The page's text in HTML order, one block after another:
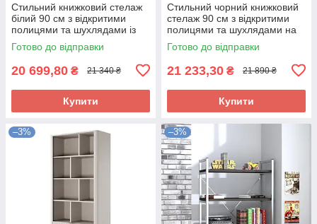
Стильний книжковий стелаж
білий 90 см з відкритими
полицями та шухлядами із
золотими ніжками в кімнату
вітальню Lante Perfect Home
Готово до відправки
20 699,80 ₴ 21 340 ₴
Купити
Стильний чорний книжковий
стелаж 90 см з відкритими
полицями та шухлядами на
золотих ніжках у кімнату
вітальню Lante Perfect Home
Готово до відправки
21 233,30 ₴ 21 890 ₴
Купити
–3% –3%